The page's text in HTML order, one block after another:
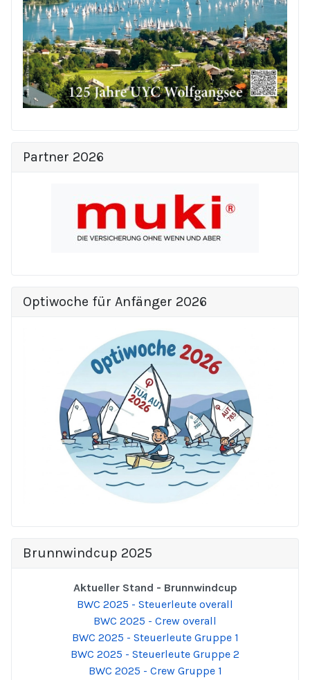
Partner 2026
Optiwoche für Anfänger 2026
Brunnwindcup 2025
Aktueller Stand - Brunnwindcup
BWC 2025 - Steuerleute overall
BWC 2025 - Crew overall
BWC 2025 - Steuerleute Gruppe 1
BWC 2025 - Steuerleute Gruppe 2
BWC 2025 - Crew Gruppe 1